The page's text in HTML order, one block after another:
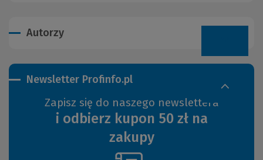
Autorzy
Newsletter Profinfo.pl
Zapisz się do naszego newslettera
i odbierz kupon 50 zł na
zakupy